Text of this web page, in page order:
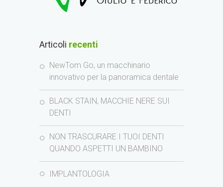
Articoli recenti
NewTom Go, un macchinario
innovativo per la panoramica dentale
BLACK STAIN, MACCHIE NERE SUI
DENTI
NON TRASCURARE I TUOI DENTI
QUANDO ASPETTI UN BAMBINO
IMPLANTOLOGIA